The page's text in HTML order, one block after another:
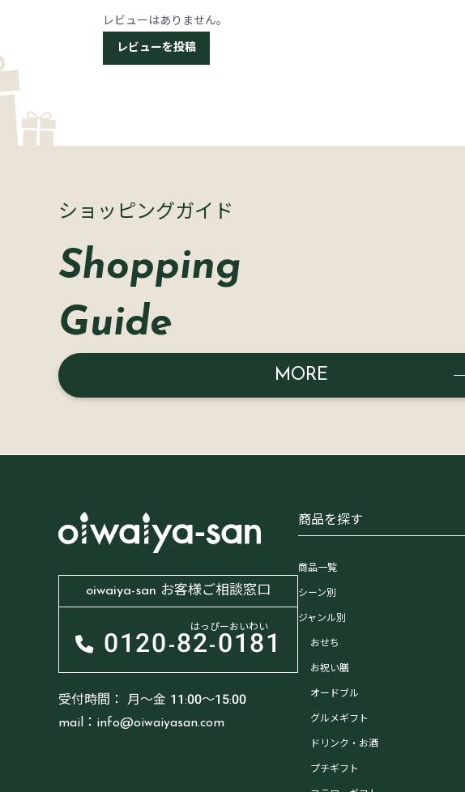
レビューはありません。
レビューを投稿
ショッピングガイド
Shopping
Guide
MORE
商品を探す
商品一覧
シーン別
ジャンル別
おせち
お祝い膳
オードブル
グルメギフト
ドリンク・お酒
プチギフト
oiwaiya-san お客様ご相談窓口
0120-82-0181
はっぴーおいわい
受付時間：
月～金 11:00～15:00
mail：info@oiwaiyasan.com